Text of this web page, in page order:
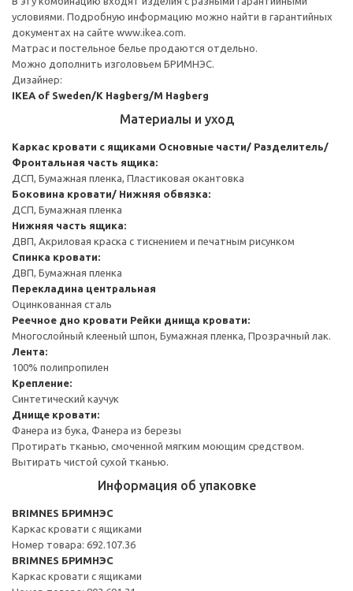
условиями. Подробную информацию можно найти в гарантийных
документах на сайте www.ikea.com.
Матрас и постельное белье продаются отдельно.
Можно дополнить изголовьем БРИМНЭС.
Дизайнер:
IKEA of Sweden/K Hagberg/M Hagberg
Материалы и уход
Каркас кровати с ящиками Основные части/ Разделитель/
Фронтальная часть ящика:
ДСП, Бумажная пленка, Пластиковая окантовка
Боковина кровати/ Нижняя обвязка:
ДСП, Бумажная пленка
Нижняя часть ящика:
ДВП, Акриловая краска с тиснением и печатным рисунком
Спинка кровати:
ДВП, Бумажная пленка
Перекладина центральная
Оцинкованная сталь
Реечное дно кровати Рейки днища кровати:
Многослойный клееный шпон, Бумажная пленка, Прозрачный лак.
Лента:
100% полипропилен
Крепление:
Синтетический каучук
Днище кровати:
Фанера из бука, Фанера из березы
Протирать тканью, смоченной мягким моющим средством.
Вытирать чистой сухой тканью.
Информация об упаковке
BRIMNES БРИМНЭС
Каркас кровати с ящиками
Номер товара: 692.107.36
BRIMNES БРИМНЭС
Каркас кровати с ящиками